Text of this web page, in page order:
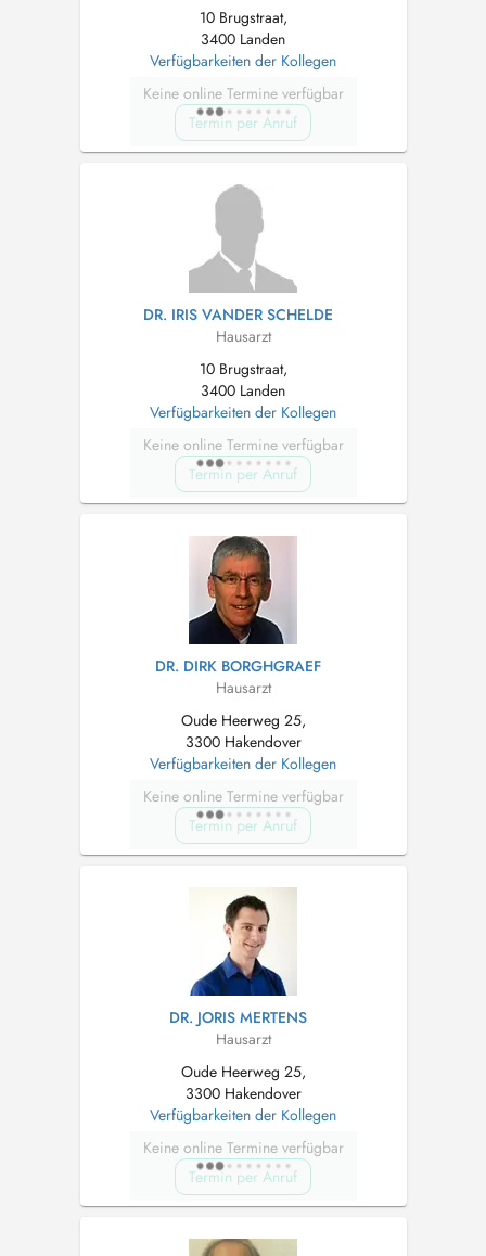
10 Brugstraat,
3400 Landen
Verfügbarkeiten der Kollegen
Keine online Termine verfügbar
Termin per Anruf
DR. IRIS VANDER SCHELDE
Hausarzt
10 Brugstraat,
3400 Landen
Verfügbarkeiten der Kollegen
Keine online Termine verfügbar
Termin per Anruf
DR. DIRK BORGHGRAEF
Hausarzt
Oude Heerweg 25,
3300 Hakendover
Verfügbarkeiten der Kollegen
Keine online Termine verfügbar
Termin per Anruf
DR. JORIS MERTENS
Hausarzt
Oude Heerweg 25,
3300 Hakendover
Verfügbarkeiten der Kollegen
Keine online Termine verfügbar
Termin per Anruf